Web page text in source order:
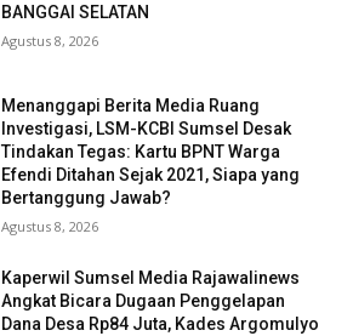
BANGGAI SELATAN
Agustus 8, 2026
Menanggapi Berita Media Ruang
Investigasi, LSM-KCBI Sumsel Desak
Tindakan Tegas: Kartu BPNT Warga
Efendi Ditahan Sejak 2021, Siapa yang
Bertanggung Jawab?
Agustus 8, 2026
Kaperwil Sumsel Media Rajawalinews
Angkat Bicara Dugaan Penggelapan
Dana Desa Rp84 Juta, Kades Argomulyo